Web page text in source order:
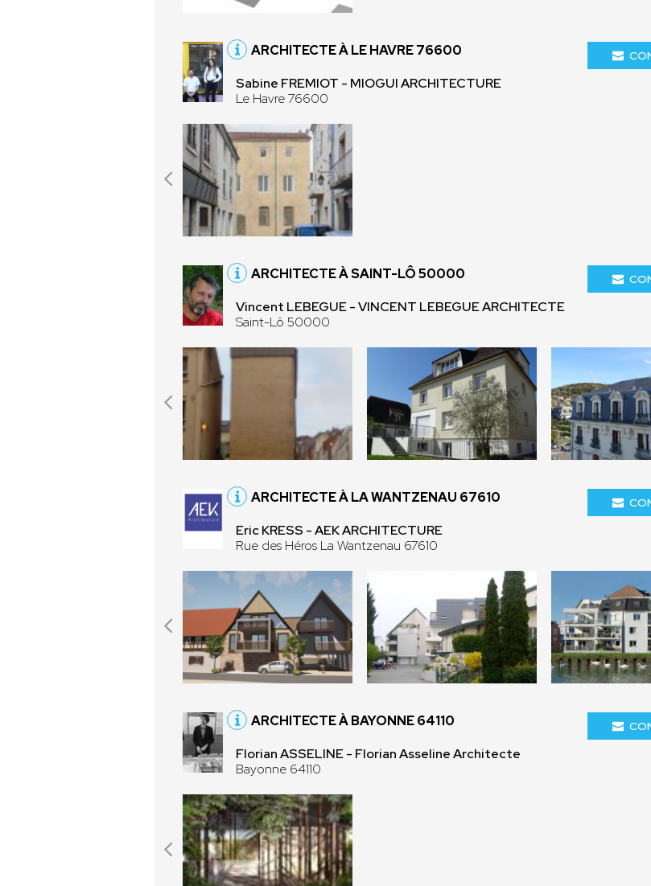
ARCHITECTE À LE HAVRE 76600
Sabine FREMIOT - MIOGUI ARCHITECTURE
Le Havre 76600
ARCHITECTE À SAINT-LÔ 50000
Vincent LEBEGUE - VINCENT LEBEGUE ARCHITECTE
Saint-Lô 50000
ARCHITECTE À LA WANTZENAU 67610
Eric KRESS - AEK ARCHITECTURE
Rue des Héros La Wantzenau 67610
ARCHITECTE À BAYONNE 64110
Florian ASSELINE - Florian Asseline Architecte
Bayonne 64110